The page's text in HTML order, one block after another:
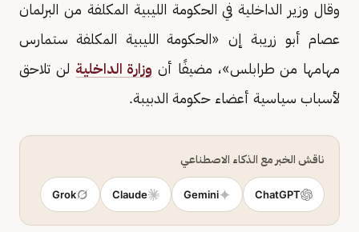
وقال وزير الداخلية في الحكومة الليبية المكلفة من البرلمان
عصام أبو زريبة إن «الحكومة الليبية المكلفة ستمارس
مهامها من طرابلس»، مضيفًا أن وزارة الداخلية لن تلاحق
لأسباب سياسية أعضاء حكومة الدبيبة.
ناقش الخبر مع الذكاء الاصطناعي
ChatGPT
Gemini
Claude
Grok